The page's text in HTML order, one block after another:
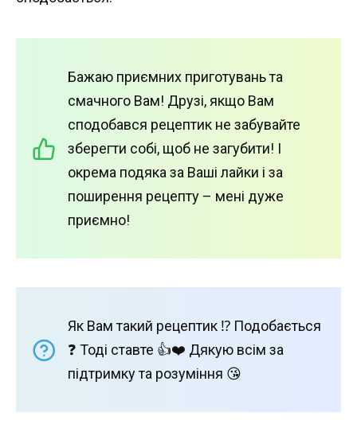
Бажаю приємних приготувань та
смачного Вам! Друзі, якщо Вам
сподобався рецептик не забувайте
зберегти собі, щоб не загубити! І
окрема подяка за Ваші лайки і за
поширення рецепту – мені дуже
приємно!
Як Вам такий рецептик ⁉️ Подобається
❓ Тоді ставте 👍❤️ Дякую всім за
підтримку та розуміння 😘